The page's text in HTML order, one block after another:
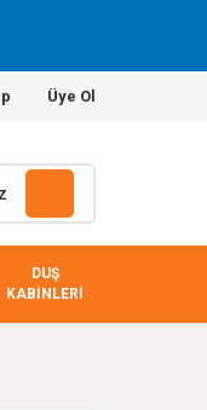
Üye Ol
DUŞ
KABİNLERİ